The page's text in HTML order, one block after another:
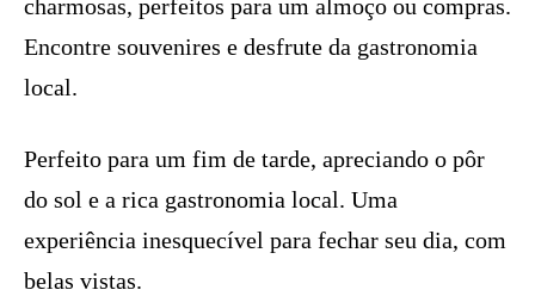
charmosas, perfeitos para um almoço ou compras.
Encontre souvenires e desfrute da gastronomia
local.
Perfeito para um fim de tarde, apreciando o pôr
do sol e a rica gastronomia local. Uma
experiência inesquecível para fechar seu dia, com
belas vistas.